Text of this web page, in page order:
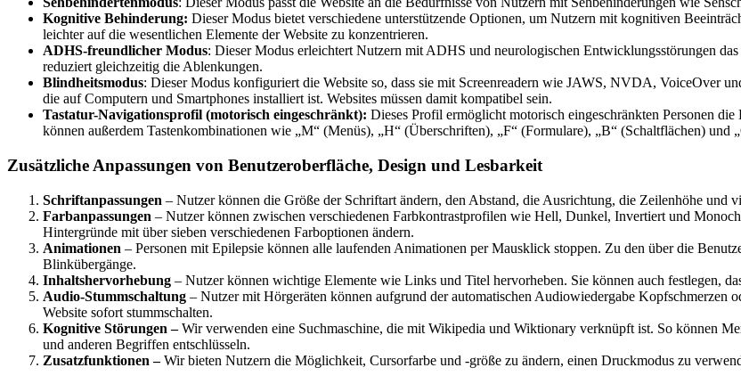
Kognitive Behinderung: Dieser Modus bietet verschiedene unterstützende Optionen, um Nutzern mit kognitiven
leichter auf die wesentlichen Elemente der Website zu konzentrieren.
ADHS-freundlicher Modus: Dieser Modus erleichtert Nutzern mit ADHS und neurologischen Entwicklungsstörungen
reduziert gleichzeitig die Ablenkungen.
Blindheitsmodus: Dieser Modus konfiguriert die Website so, dass sie mit Screenreadern wie JAWS, NVDA, VoiceOver
die auf Computern und Smartphones installiert ist. Websites müssen damit kompatibel sein.
Tastatur-Navigationsprofil (motorisch eingeschränkt): Dieses Profil ermöglicht motorisch eingeschränkten Personen
können außerdem Tastenkombinationen wie „M“ (Menüs), „H“ (Überschriften), „F“ (Formulare), „B“ (Schaltflächen)
Zusätzliche Anpassungen von Benutzeroberfläche, Design und Lesbarkeit
Schriftanpassungen – Nutzer können die Größe der Schriftart ändern, den Abstand, die Ausrichtung, die Zeilenhöhe und
Farbanpassungen – Nutzer können zwischen verschiedenen Farbkontrastprofilen wie Hell, Dunkel, Invertiert und
Hintergründe mit über sieben verschiedenen Farboptionen ändern.
Animationen – Personen mit Epilepsie können alle laufenden Animationen per Mausklick stoppen. Zu den über die
Blinkübergänge.
Inhaltshervorhebung – Nutzer können wichtige Elemente wie Links und Titel hervorheben. Sie können auch festlegen,
Audio-Stummschaltung – Nutzer mit Hörgeräten können aufgrund der automatischen Audiowiedergabe Kopfschmerzen
Website sofort stummschalten.
Kognitive Störungen –Wir verwenden eine Suchmaschine, die mit Wikipedia und Wiktionary verknüpft ist. So können
und anderen Begriffen entschlüsseln.
Zusatzfunktionen –Wir bieten Nutzern die Möglichkeit, Cursorfarbe und -größe zu ändern, einen Druckmodus zu